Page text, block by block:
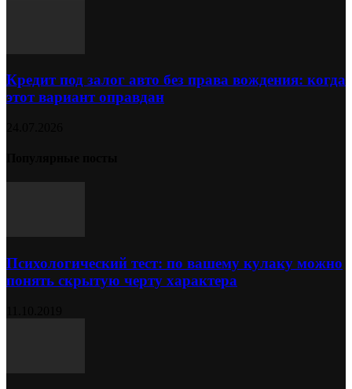
Кредит под залог авто без права вождения: когда
этот вариант оправдан
Психологический тест: по вашему кулаку можно
понять скрытую черту характера